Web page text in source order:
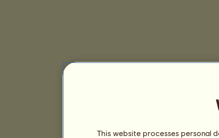
This website processes personal